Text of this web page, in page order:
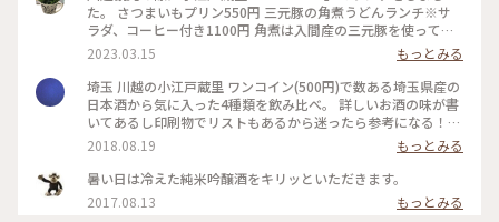
#かき氷 #マンゴー#ゴーラー隊 #ギャラリー喫茶やました #ゆ
るり夏時間
た。 さつまいもプリン550円 三元豚の角煮うどんランチ※サ
ラダ、コーヒー付き1100円 角煮は入間産の三元豚を使ってい
て柔らかく、川越名産のさつまいもを使ったプリンもカラメル
が効いていておいしかったです。 ランチは15時までやってい
て、その後も食事メニューを注文できるので、ランチの時間が
ずれてしまったときもおすすめです！ 本川越駅徒歩5分 #川
越 #川越ランチ #川越観光 #さつまいもプリン
2023.03.15
もっとみる
埼玉 川越の小江戸蔵里 ワンコイン(500円)で数ある埼玉県産の
日本酒から気に入った4種類を飲み比べ。 詳しいお酒の味が書
いてあるし印刷物でリストもあるから迷ったら参考になる！
お塩と生粒胡椒が無料で置いてあるのが嬉しい♡ コインを使
っておつまみを注文することも可能です。 みなさん、お気に入
りを探してお土産を購入していましたよ。 隣の建物のカウン
ター式の飲み比べのコーナーではここでしか飲めないスパーク
リング日本酒もありました。 (今回はラストオーダーの6時を回
2018.08.19
もっとみる
暑い日は冷えた純米吟醸酒をキリッといただきます。
2017.08.13
もっとみる